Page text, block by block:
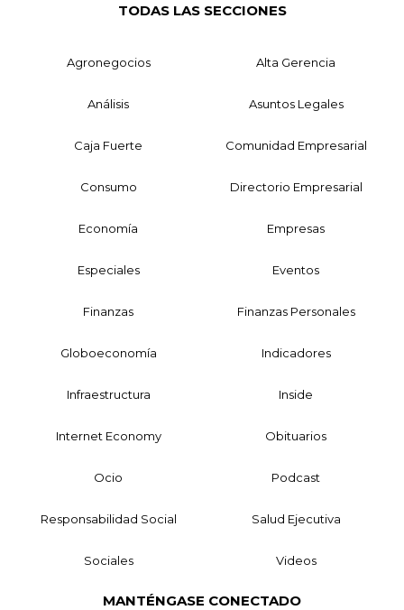
TODAS LAS SECCIONES
Agronegocios Alta Gerencia
Análisis Asuntos Legales
Caja Fuerte Comunidad Empresarial
Consumo Directorio Empresarial
Economía Empresas
Especiales Eventos
Finanzas Finanzas Personales
Globoeconomía Indicadores
Infraestructura Inside
Internet Economy Obituarios
Ocio Podcast
Responsabilidad Social Salud Ejecutiva
Sociales Videos
MANTÉNGASE CONECTADO